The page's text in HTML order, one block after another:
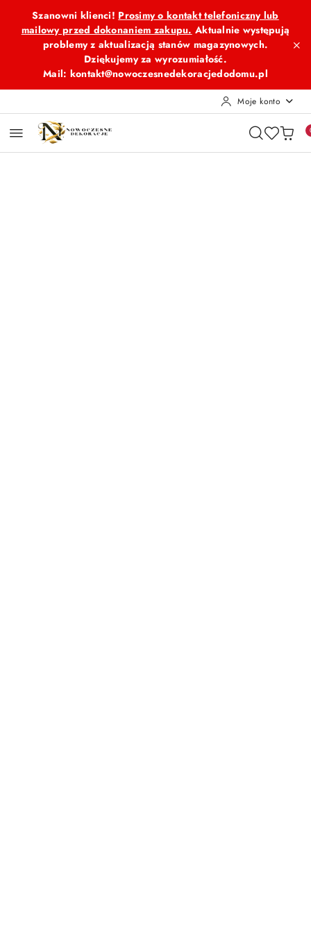
Przejdź do treści głównej
Przejdź do wyszukiwarki
Przejdź do moje konto
Przejdź do menu głównego
Przejdź do opisu produktu
Przejdź do stopki
Szanowni klienci! Prosimy o kontakt telefoniczny lub
mailowy przed dokonaniem zakupu. Aktualnie występują
problemy z aktualizacją stanów magazynowych.
Dziękujemy za wyrozumiałość.
Mail: kontakt@nowoczesnedekoracjedodomu.pl
Moje konto